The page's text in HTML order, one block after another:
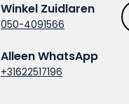
Winkel Zuidlaren
050-4091566
Alleen WhatsApp
+31622517196